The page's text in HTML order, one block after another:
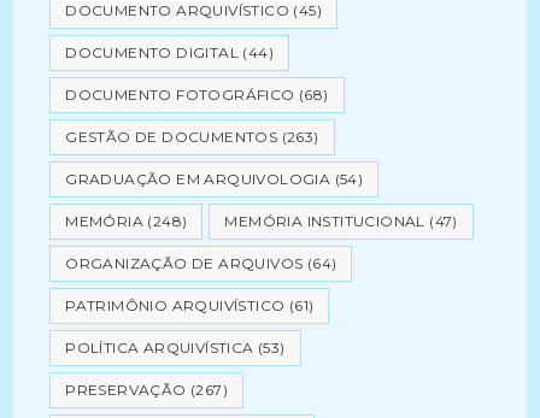
DOCUMENTO ARQUIVÍSTICO (45)
DOCUMENTO DIGITAL (44)
DOCUMENTO FOTOGRÁFICO (68)
GESTÃO DE DOCUMENTOS (263)
GRADUAÇÃO EM ARQUIVOLOGIA (54)
MEMÓRIA (248) MEMÓRIA INSTITUCIONAL (47)
ORGANIZAÇÃO DE ARQUIVOS (64)
PATRIMÔNIO ARQUIVÍSTICO (61)
POLÍTICA ARQUIVÍSTICA (53)
PRESERVAÇÃO (267)